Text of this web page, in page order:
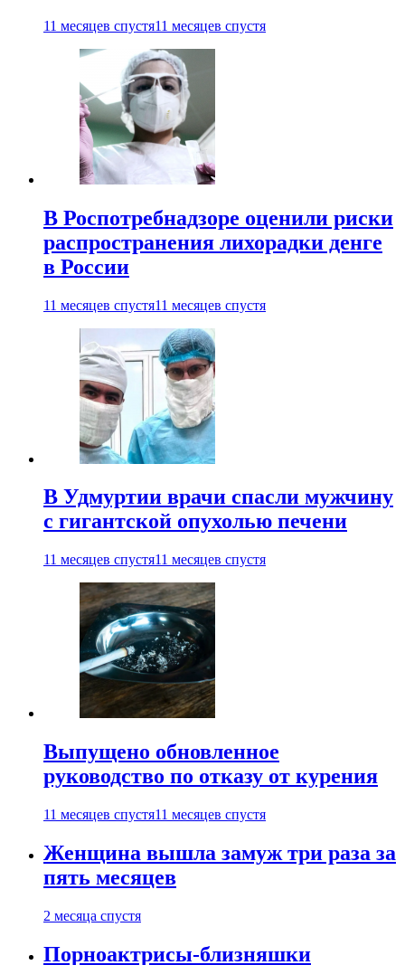
11 месяцев спустя11 месяцев спустя
В Роспотребнадзоре оценили риски
распространения лихорадки денге
в России
11 месяцев спустя11 месяцев спустя
В Удмуртии врачи спасли мужчину
с гигантской опухолью печени
11 месяцев спустя11 месяцев спустя
Выпущено обновленное
руководство по отказу от курения
11 месяцев спустя11 месяцев спустя
Женщина вышла замуж три раза за
пять месяцев
2 месяца спустя
Порноактрисы-близняшки